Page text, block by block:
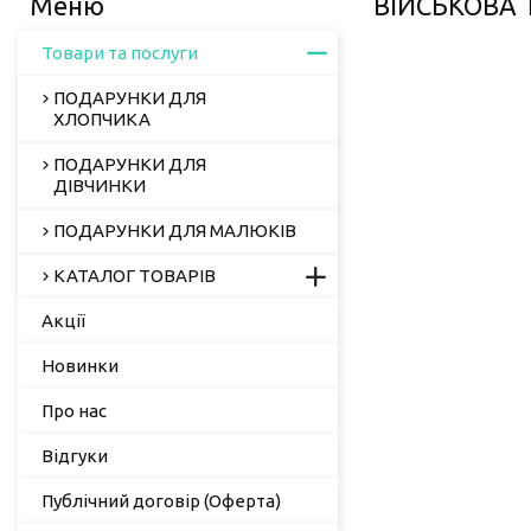
Товари та послуги
ПОДАРУНКИ ДЛЯ
ХЛОПЧИКА
ПОДАРУНКИ ДЛЯ
ДІВЧИНКИ
ПОДАРУНКИ ДЛЯ МАЛЮКІВ
КАТАЛОГ ТОВАРІВ
Акції
Новинки
Про нас
Відгуки
Публічний договір (Оферта)